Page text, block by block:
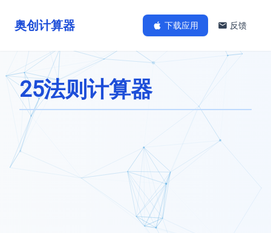
奥创计算器 下载应用 反馈
25法则计算器